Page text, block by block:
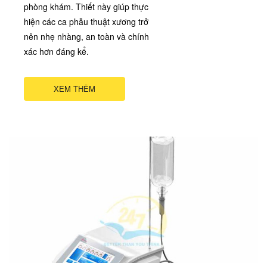
phòng khám. Thiết này giúp thực
hiện các ca phẫu thuật xương trở
nên nhẹ nhàng, an toàn và chính
xác hơn đáng kể.
XEM THÊM